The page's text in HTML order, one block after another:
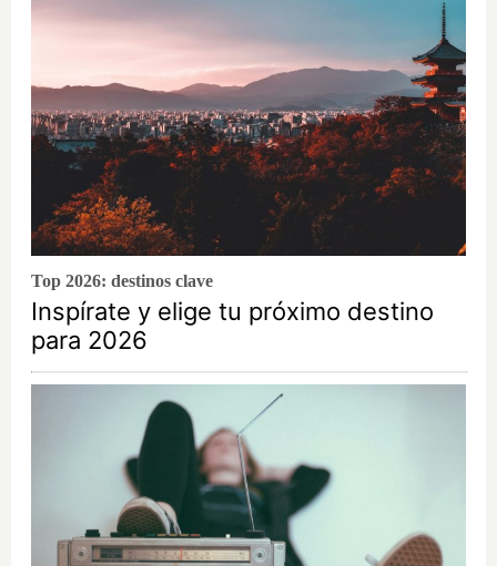
Top 2026: destinos clave
Inspírate y elige tu próximo destino
para 2026